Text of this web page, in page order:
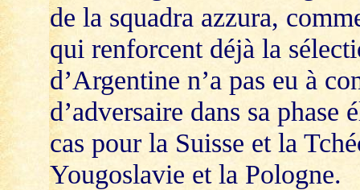
de la squadra azzura,
qui renforcent déjà la
d’Argentine n’a pas eu à
d’adversaire dans sa
cas pour la Suisse et la
Yougoslavie et la Pologne.